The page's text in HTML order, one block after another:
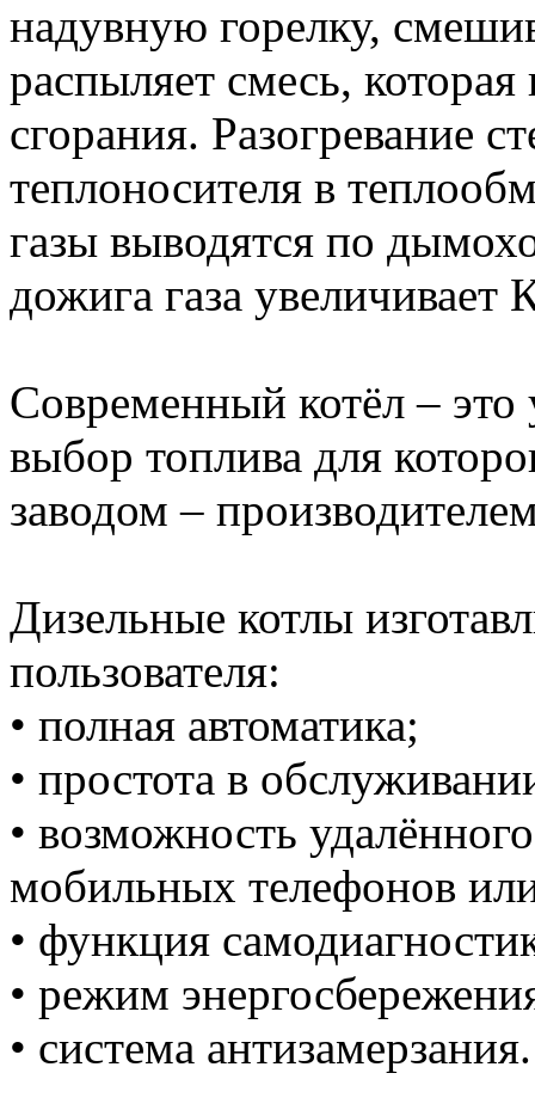
надувную горелку,
распыляет смесь, которая
сгорания. Разогревание
теплоносителя в
газы выводятся по
дожига газа
Современный котёл – это
выбор топлива для
заводом –
Дизельные котлы
пользователя:
• полная автоматика;
• простота в
• возможность
мобильных телефонов
• функция
• режим
• система антизамерзания.